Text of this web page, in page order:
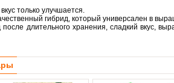
только улучшается.
гибрид, который универсален в
длительного хранения, сладкий вкус,